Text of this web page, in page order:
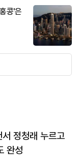
콩'은
서 정청래 누르고
완성